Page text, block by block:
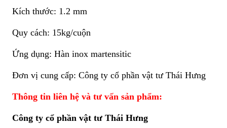
Kích thước: 1.2 mm
Quy cách: 15kg/cuộn
Ứng dụng: Hàn inox martensitic
Đơn vị cung cấp: Công ty cổ phần vật tư Thái Hưng
Thông tin liên hệ và tư vấn sản phẩm:
Công ty cổ phần vật tư Thái Hưng